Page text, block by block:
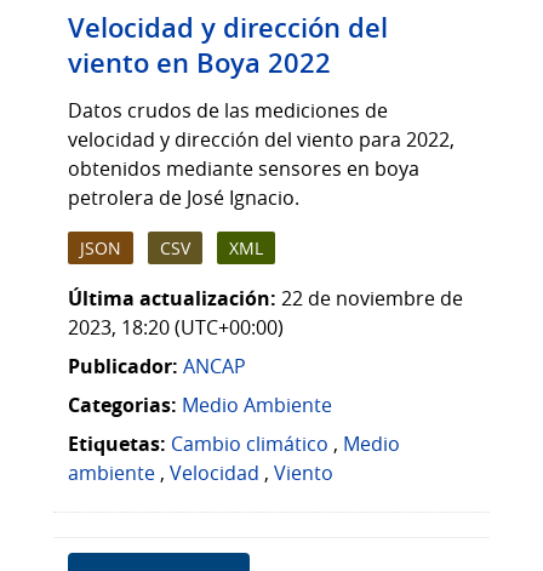
Velocidad y dirección del
viento en Boya 2022
Datos crudos de las mediciones de
velocidad y dirección del viento para 2022,
obtenidos mediante sensores en boya
petrolera de José Ignacio.
JSON CSV XML
Última actualización: 22 de noviembre de
2023, 18:20 (UTC+00:00)
Publicador: ANCAP
Categorias: Medio Ambiente
Etiquetas: Cambio climático , Medio
ambiente , Velocidad , Viento